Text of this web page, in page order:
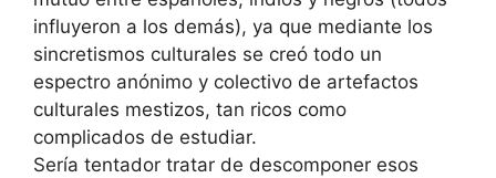
influyeron a los demás), ya que mediante los
sincretismos culturales se creó todo un
espectro anónimo y colectivo de artefactos
culturales mestizos, tan ricos como
complicados de estudiar.
Sería tentador tratar de descomponer esos